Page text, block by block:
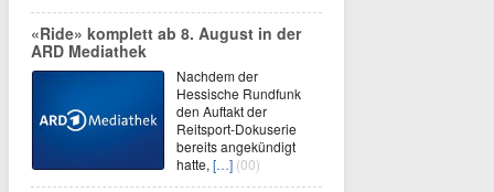
«Ride» komplett ab 8. August in der
ARD Mediathek
Nachdem der
Hessische Rundfunk
den Auftakt der
Reitsport-Dokuserie
bereits angekündigt
hatte, […] (00)